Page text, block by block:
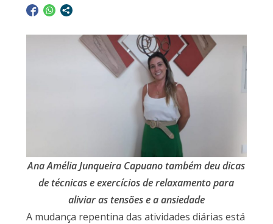
Ana Amélia Junqueira Capuano também deu dicas
de técnicas e exercícios de relaxamento para
aliviar as tensões e a ansiedade
A mudança repentina das atividades diárias está